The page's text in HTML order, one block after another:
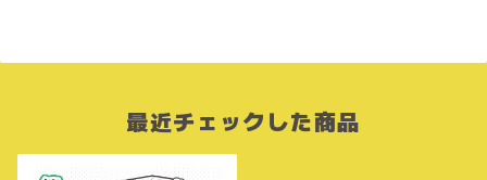
最近チェックした商品